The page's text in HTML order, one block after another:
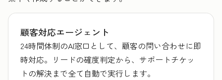
顧客対応エージェント
24時間体制のAI窓口として、顧客の問い合わせに即
時対応。リードの確度判定から、サポートチケッ
トの解決まで全て自動で実行します。